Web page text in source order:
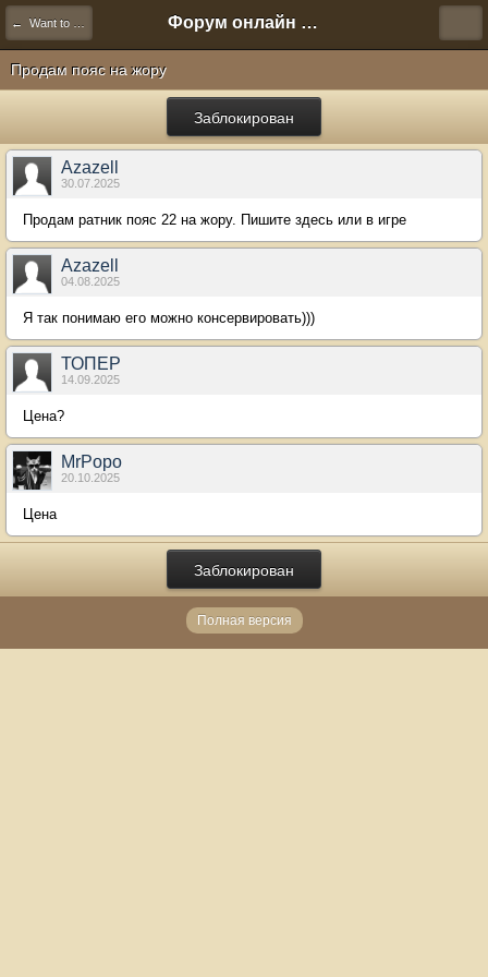
← Want to Sell Форум онлайн игры "Новая Эра" (Нюра Биз)
Продам пояс на жору
Заблокирован
Azazell
30.07.2025
Продам ратник пояс 22 на жору. Пишите здесь или в игре
Azazell
04.08.2025
Я так понимаю его можно консервировать)))
ТОПЕР
14.09.2025
Цена?
MrPopo
20.10.2025
Цена
Заблокирован
Полная версия